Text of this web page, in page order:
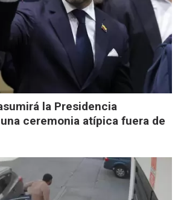
la Presidencia
ceremonia atípica fuera de